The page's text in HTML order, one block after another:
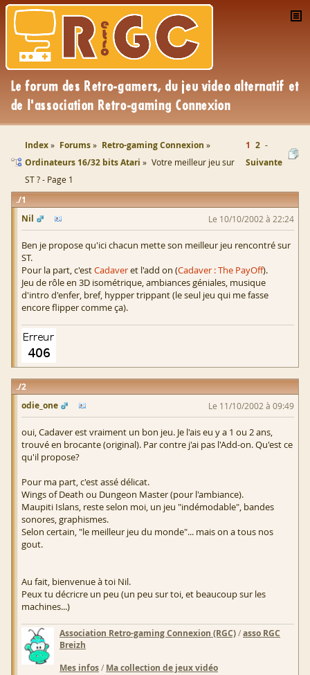
Index Forums
Retro-gaming Connexion
Ordinateurs 16/32 bits Atari
Votre meilleur jeu sur
ST ? - Page 1
1 2
Suivante
1
Nil
Le 10/10/2002 à 22:24
Ben je propose qu'ici chacun mette son meilleur jeu rencontré sur
ST.
Pour la part, c'estCadaveret l'add on (Cadaver : The PayOff).
Jeu de rôle en 3D isométrique, ambiances géniales, musique
d'intro d'enfer, bref, hypper trippant (le seul jeu qui me fasse
encore flipper comme ça).
2
odie_one
Le 11/10/2002 à 09:49
oui, Cadaver est vraiment un bon jeu. Je l'ais eu y a 1 ou 2 ans,
trouvé en brocante (original). Par contre j'ai pas l'Add-on. Qu'est ce
qu'il propose?
Pour ma part, c'est assé délicat.
Wings of Death ou Dungeon Master (pour l'ambiance).
Maupiti Islans, reste selon moi, un jeu "indémodable", bandes
sonores, graphismes.
Selon certain, "le meilleur jeu du monde"... mais on a tous nos
gout.
Au fait, bienvenue à toi Nil.
Peux tu décricre un peu (un peu sur toi, et beaucoup sur les
machines...)
Association Retro-gaming Connexion (RGC)/asso RGC
Breizh
Mes infos/ Ma collection de jeux vidéo